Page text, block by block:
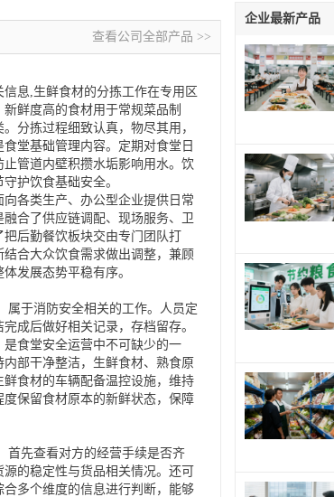
查看公司全部产品 >>
息,生鲜食材的分拣工作在专用区
鲜度高的食材用于常规菜品制
分拣过程细致认真，物尽其用，
堂基础管理内容。定期对食堂日
管道内壁积攒水垢影响用水。饮
护饮食基础安全。
各类生产、办公型企业提供日常
合了供应链调配、现场服务、卫
后勤餐饮板块交由专门团队打
合大众饮食需求做出调整，兼顾
发展态势平稳有序。
属于消防安全相关的工作。人员定
成后做好相关记录，存档留存。
食堂安全运营中不可缺少的一
部干净整洁，生鲜食材、熟食原
食材的车辆配备温控设施，维持
保留食材原本的新鲜状态，保障
首先查看对方的经营手续是否齐
的稳定性与货品相关情况。还可
多个维度的信息进行判断，能够
企业最新产品